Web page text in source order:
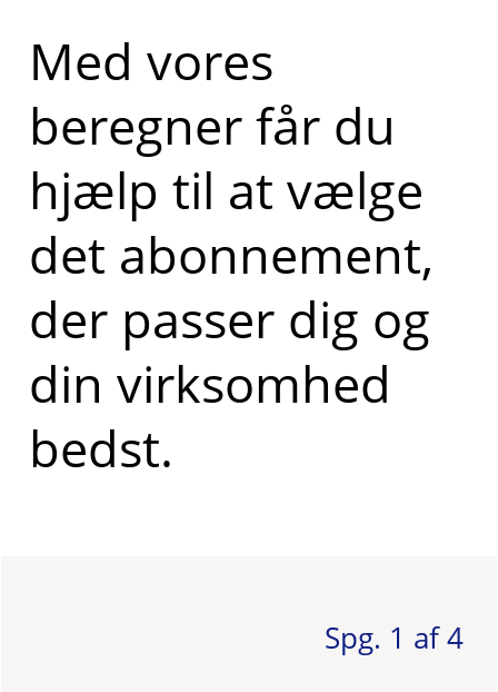
Med vores
beregner får du
hjælp til at vælge
det abonnement,
der passer dig og
din virksomhed
bedst.
Spg. 1 af4